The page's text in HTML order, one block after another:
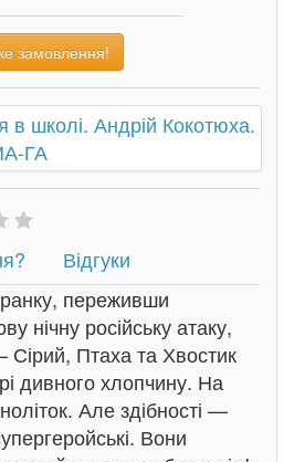
замовлення!
Відгуки
переживши
нічну російську атаку,
Сірий, Птаха та Хвостик
дивного хлопчину. На
Але здібності —
Вони